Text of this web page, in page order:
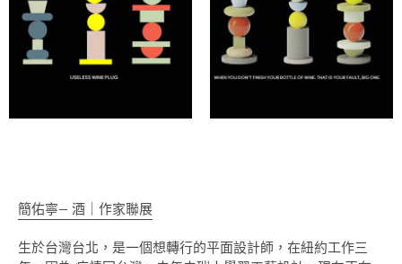
簡佑寧— 酒｜作家聯展
生於台灣台北，是一個想轉行的平面設計師，在紐約工作三